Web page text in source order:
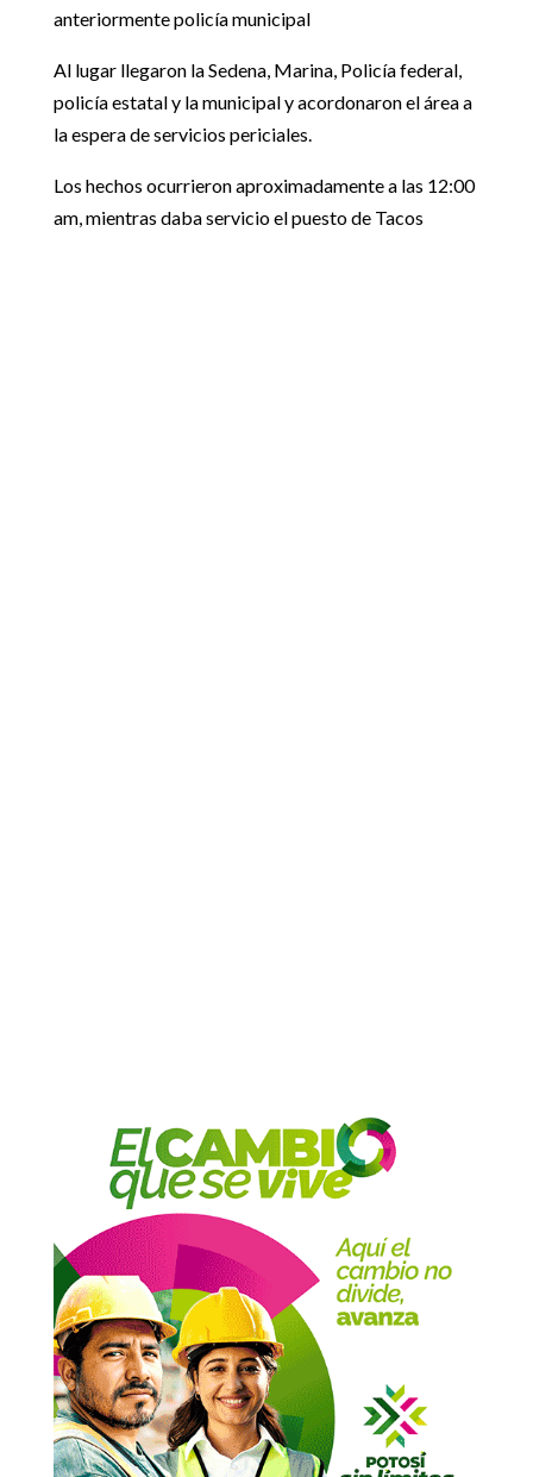
anteriormente policía municipal
Al lugar llegaron la Sedena, Marina, Policía federal,
policía estatal y la municipal y acordonaron el área a
la espera de servicios periciales.
Los hechos ocurrieron aproximadamente a las 12:00
am, mientras daba servicio el puesto de Tacos